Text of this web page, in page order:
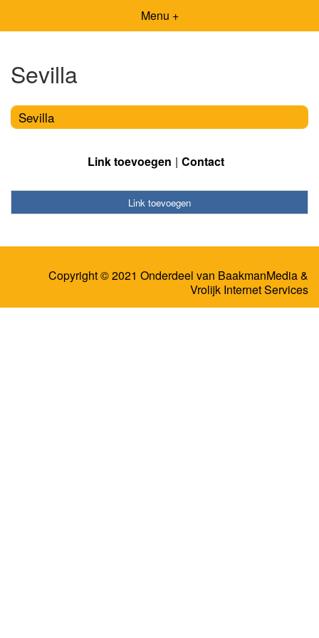
Menu +
Sevilla
Sevilla
Link toevoegen Contact
Link toevoegen
Copyright © 2021 Onderdeel van BaakmanMedia&
Vrolijk Internet Services